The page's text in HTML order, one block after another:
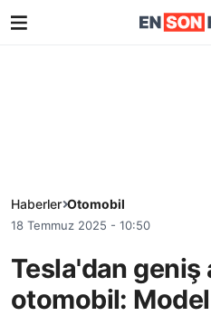
Haberler Otomobil
18 Temmuz 2025 - 10:50
Tesla'dan geniş
otomobil: